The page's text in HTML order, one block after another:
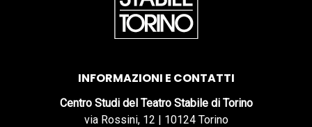
INFORMAZIONI E CONTATTI
Centro Studi del Teatro Stabile di Torino
via Rossini, 12 | 10124 Torino